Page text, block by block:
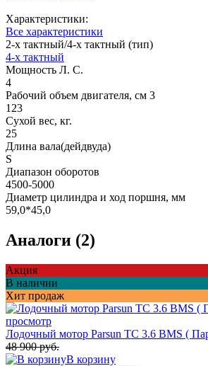
Характеристики:
Все характеристики
2-х тактный/4-х тактный (тип)
4-х тактный
Мощность Л. С.
4
Рабочий объем двигателя, см 3
123
Сухой вес, кг.
25
Длина вала(дейдвуда)
S
Диапазон оборотов
4500-5000
Диаметр цилиндра и ход поршня, мм
59,0*45,0
Аналоги (2)
Акция
В наличии
Хит продаж
просмотр
Лодочный мотор Parsun TC 3.6 BMS (
48 900 руб.
В корзину